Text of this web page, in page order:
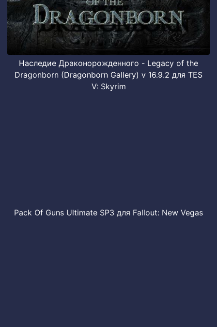
Наследие Драконорожденного - Legacy of the
Dragonborn (Dragonborn Gallery) v 16.9.2 для TES
V: Skyrim
Pack Of Guns Ultimate SP3 для Fallout: New Vegas